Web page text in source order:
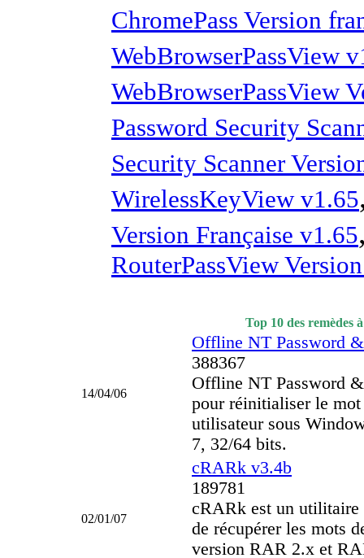
ChromePass Version
WebBrowserPassView
WebBrowserPassView
Password Security
Security Scanner
WirelessKeyView v1.65
Version Française v1.65
RouterPassView
Top 10 des remèdes
14/04/06
Offline NT Password
388367
Offline NT Password
pour réinitialiser le mot
utilisateur sous
7, 32/64 bits.
02/01/07
cRARk v3.4b
189781
cRARk est un utilitaire
de récupérer les mots
version RAR 2.x et